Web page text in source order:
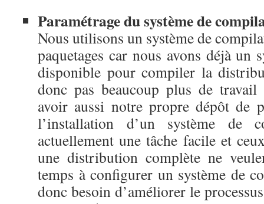
Paramétrage du système de
Nous utilisons un système de
paquetages car nous avons déjà un
disponible pour compiler la
donc pas beaucoup plus de
avoir aussi notre propre dépôt de
l’installation d’un système de
actuellement une tâche facile et
une distribution complète ne
temps à configurer un système de
donc besoin d’améliorer le